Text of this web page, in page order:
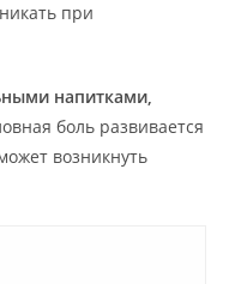
при
напитками,
боль развивается
возникнуть